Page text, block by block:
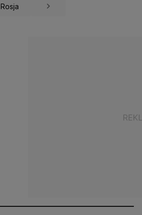
Rosja